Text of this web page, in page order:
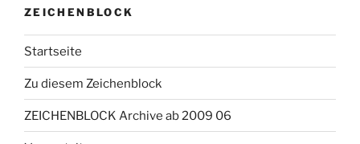
ZEICHENBLOCK
Startseite
Zu diesem Zeichenblock
ZEICHENBLOCK Archive ab 2009 06